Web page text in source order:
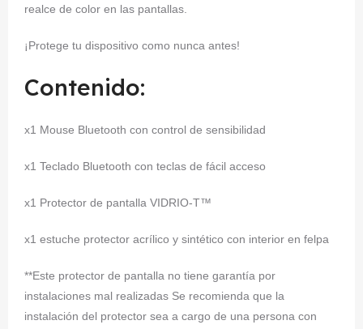
realce de color en las pantallas.
¡Protege tu dispositivo como nunca antes!
Contenido:
x1 Mouse Bluetooth con control de sensibilidad
x1 Teclado Bluetooth con teclas de fácil acceso
x1 Protector de pantalla VIDRIO-T™
x1 estuche protector acrílico y sintético con interior en felpa
**Este protector de pantalla no tiene garantía por
instalaciones mal realizadas Se recomienda que la
instalación del protector sea a cargo de una persona con